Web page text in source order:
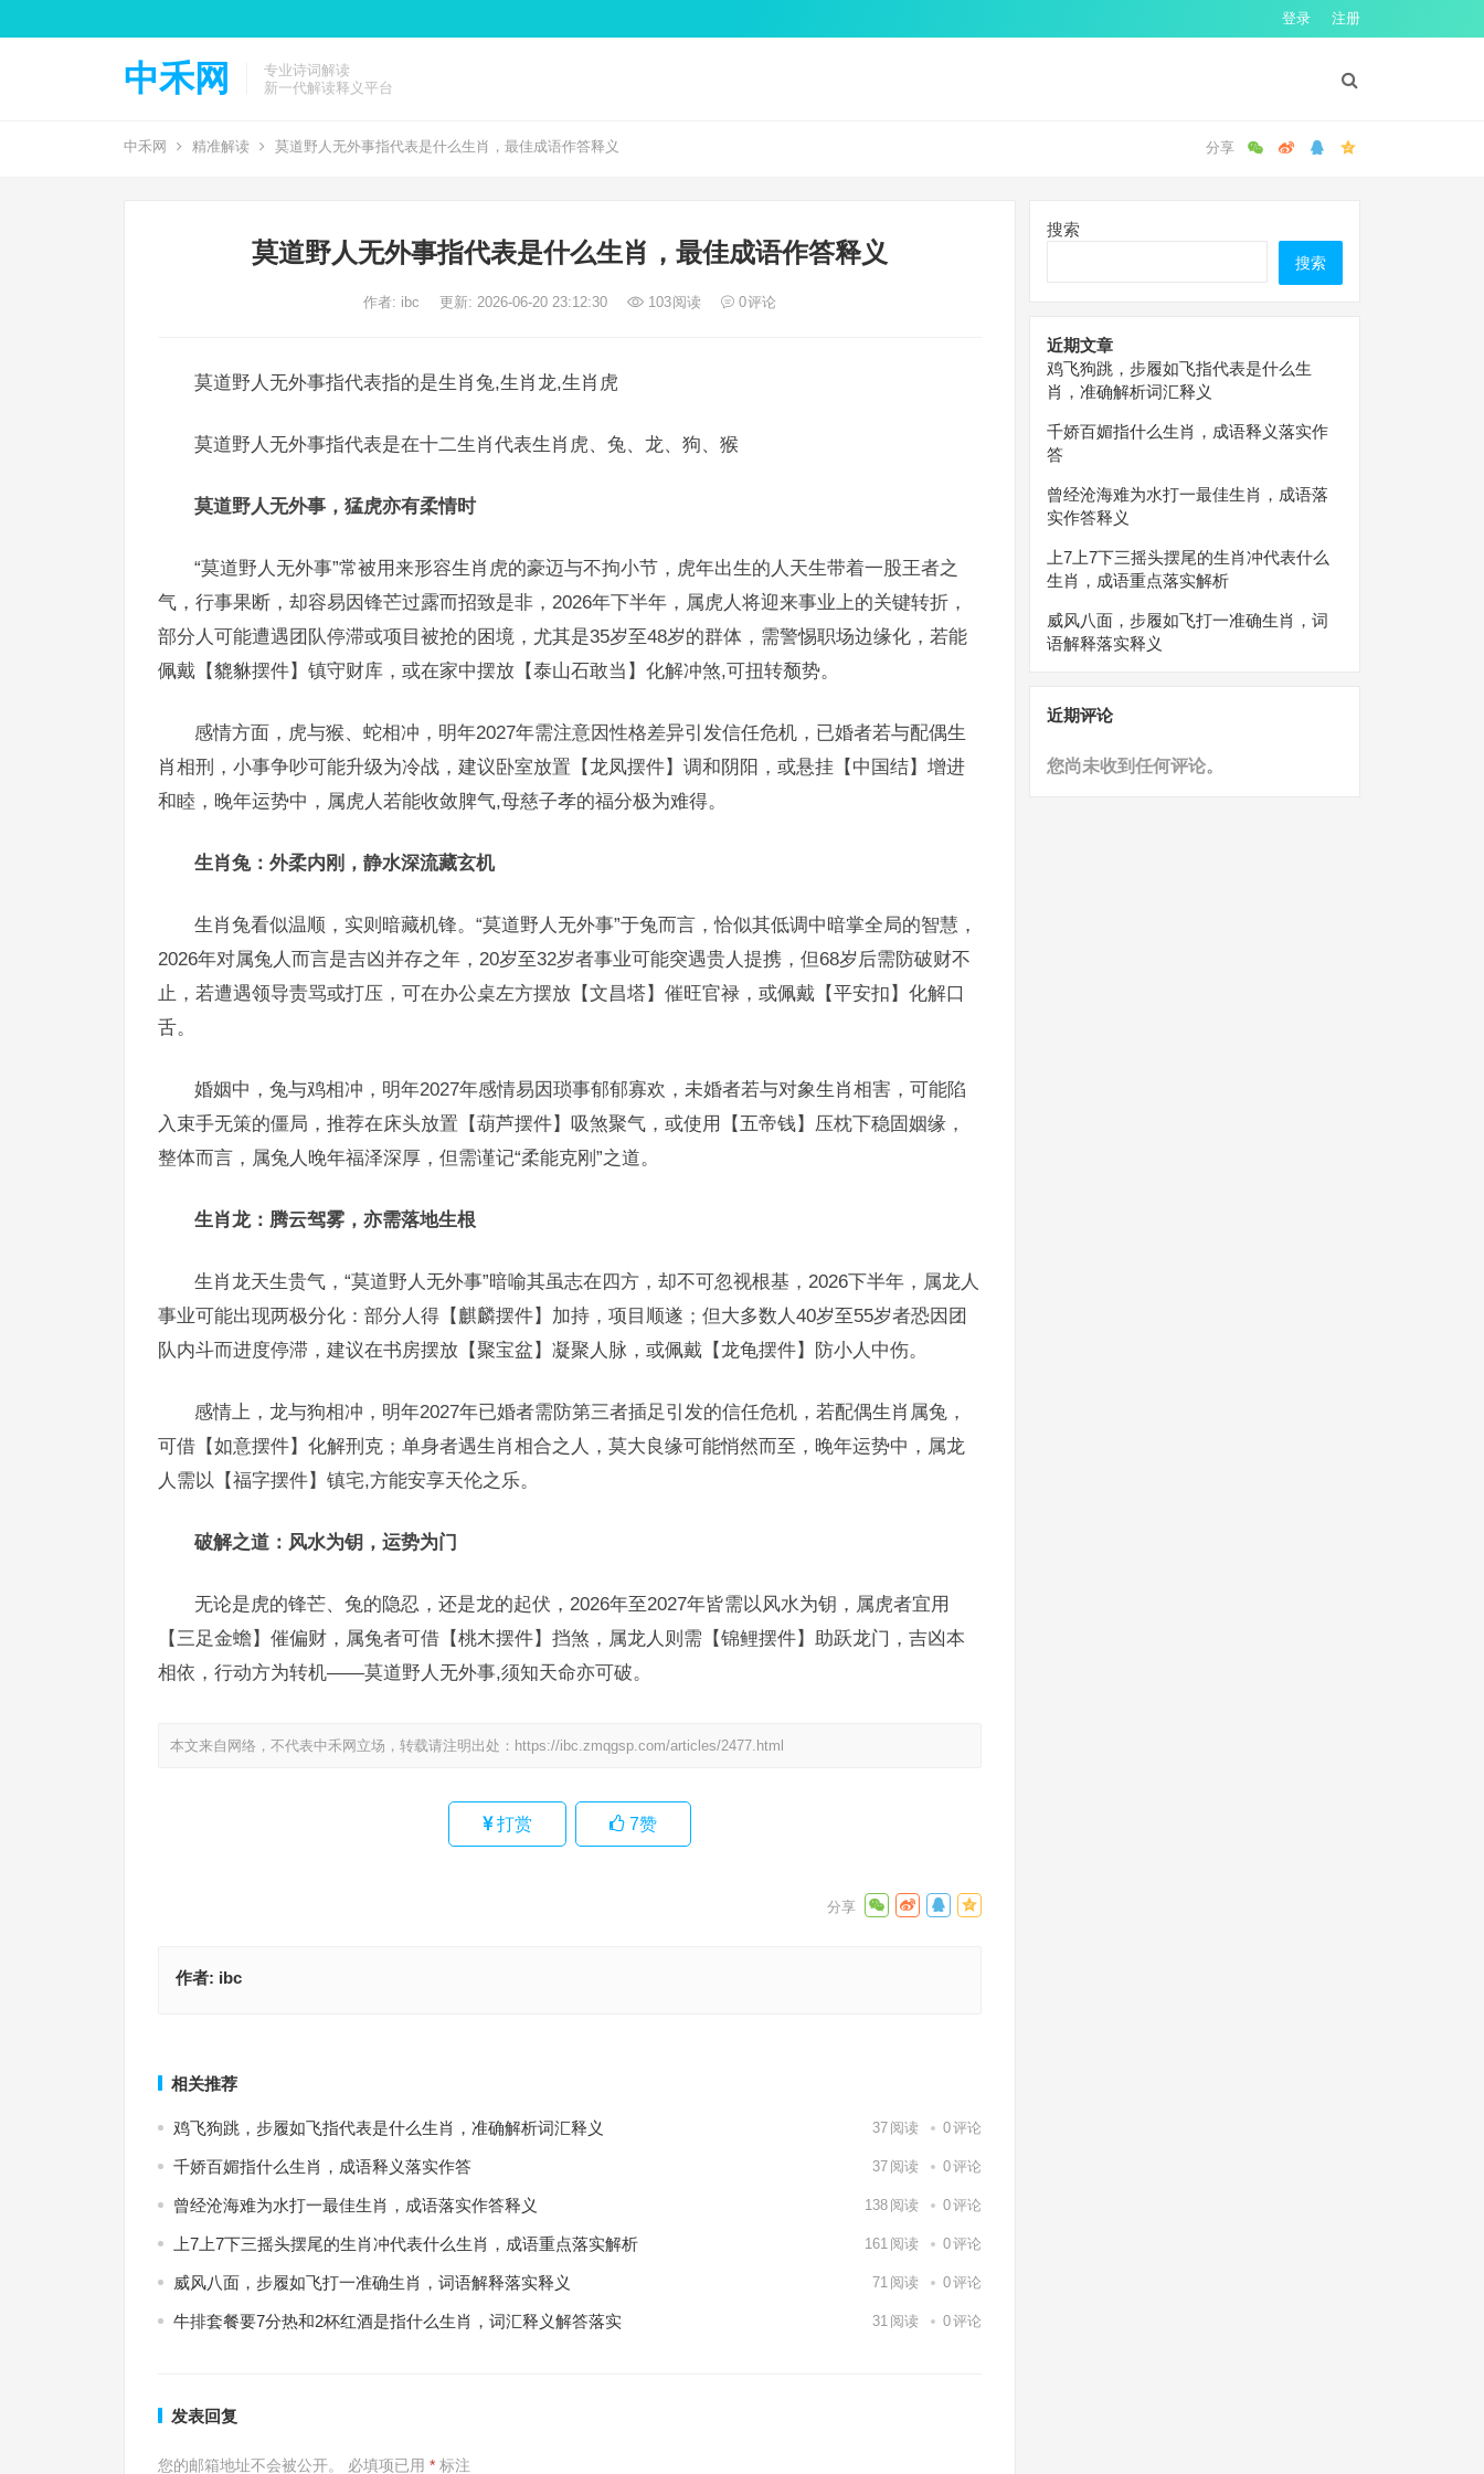
登录 注册
中禾网
专业诗词解读
新一代解读释义平台
中禾网 精准解读 莫道野人无外事指代表是什么生肖，最佳成语作答释义
莫道野人无外事指代表是什么生肖，最佳成语作答释义
作者: ibc 更新: 2026-06-20 23:12:30 103阅读 0评论
莫道野人无外事指代表指的是生肖兔,生肖龙,生肖虎
莫道野人无外事指代表是在十二生肖代表生肖虎、兔、龙、狗、猴
莫道野人无外事，猛虎亦有柔情时
“莫道野人无外事”常被用来形容生肖虎的豪迈与不拘小节，虎年出生的人天生带着一股王者之
气，行事果断，却容易因锋芒过露而招致是非，2026年下半年，属虎人将迎来事业上的关键转折，
部分人可能遭遇团队停滞或项目被抢的困境，尤其是35岁至48岁的群体，需警惕职场边缘化，若能
佩戴【貔貅摆件】镇守财库，或在家中摆放【泰山石敢当】化解冲煞,可扭转颓势。
感情方面，虎与猴、蛇相冲，明年2027年需注意因性格差异引发信任危机，已婚者若与配偶生
肖相刑，小事争吵可能升级为冷战，建议卧室放置【龙凤摆件】调和阴阳，或悬挂【中国结】增进
和睦，晚年运势中，属虎人若能收敛脾气,母慈子孝的福分极为难得。
生肖兔：外柔内刚，静水深流藏玄机
生肖兔看似温顺，实则暗藏机锋。“莫道野人无外事”于兔而言，恰似其低调中暗掌全局的智慧，
2026年对属兔人而言是吉凶并存之年，20岁至32岁者事业可能突遇贵人提携，但68岁后需防破财不
止，若遭遇领导责骂或打压，可在办公桌左方摆放【文昌塔】催旺官禄，或佩戴【平安扣】化解口
舌。
婚姻中，兔与鸡相冲，明年2027年感情易因琐事郁郁寡欢，未婚者若与对象生肖相害，可能陷
入束手无策的僵局，推荐在床头放置【葫芦摆件】吸煞聚气，或使用【五帝钱】压枕下稳固姻缘，
整体而言，属兔人晚年福泽深厚，但需谨记“柔能克刚”之道。
生肖龙：腾云驾雾，亦需落地生根
生肖龙天生贵气，“莫道野人无外事”暗喻其虽志在四方，却不可忽视根基，2026下半年，属龙人
事业可能出现两极分化：部分人得【麒麟摆件】加持，项目顺遂；但大多数人40岁至55岁者恐因团
队内斗而进度停滞，建议在书房摆放【聚宝盆】凝聚人脉，或佩戴【龙龟摆件】防小人中伤。
感情上，龙与狗相冲，明年2027年已婚者需防第三者插足引发的信任危机，若配偶生肖属兔，
可借【如意摆件】化解刑克；单身者遇生肖相合之人，莫大良缘可能悄然而至，晚年运势中，属龙
人需以【福字摆件】镇宅,方能安享天伦之乐。
破解之道：风水为钥，运势为门
无论是虎的锋芒、兔的隐忍，还是龙的起伏，2026年至2027年皆需以风水为钥，属虎者宜用
【三足金蟾】催偏财，属兔者可借【桃木摆件】挡煞，属龙人则需【锦鲤摆件】助跃龙门，吉凶本
相依，行动方为转机——莫道野人无外事,须知天命亦可破。
本文来自网络，不代表中禾网立场，转载请注明出处： https://ibc.zmqgsp.com/articles/2477.html
打赏 7赞
作者: ibc
相关推荐
鸡飞狗跳，步履如飞指代表是什么生肖，准确解析词汇释义 37 阅读 0评论
千娇百媚指什么生肖，成语释义落实作答 37 阅读 0评论
曾经沧海难为水打一最佳生肖，成语落实作答释义 138 阅读 0评论
上7上7下三摇头摆尾的生肖冲代表什么生肖，成语重点落实解析 161 阅读 0评论
威风八面，步履如飞打一准确生肖，词语解释落实释义 71 阅读 0评论
牛排套餐要7分热和2杯红酒是指什么生肖，词汇释义解答落实 31 阅读 0评论
发表回复
您的邮箱地址不会被公开。 必填项已用 * 标注
搜索
搜索
近期文章
鸡飞狗跳，步履如飞指代表是什么生
肖，准确解析词汇释义
千娇百媚指什么生肖，成语释义落实作
答
曾经沧海难为水打一最佳生肖，成语落
实作答释义
上7上7下三摇头摆尾的生肖冲代表什么
生肖，成语重点落实解析
威风八面，步履如飞打一准确生肖，词
语解释落实释义
近期评论
您尚未收到任何评论。